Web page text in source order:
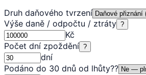
Druh daňového tvrzení
Výše daně / odpočtu / ztráty ?
Kč
Počet dní zpoždění ?
dní
Podáno do 30 dnů od lhůty??